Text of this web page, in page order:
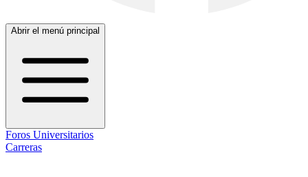
Abrir el menú principal
Foros Universitarios
Carreras